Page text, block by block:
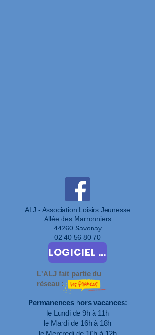
ALJ - Association Loisirs Jeunesse
Allée des Marronniers
44260 Savenay
02 40 56 80 70
LOGICIEL D'INSCRIPTION ET DE RESERVATIONS
L'ALJ fait partie du
réseau :
Permanences hors vacances:
le Lundi de 9h à 11h
le Mardi de 16h à 18h
le Mercredi de 10h à 12h